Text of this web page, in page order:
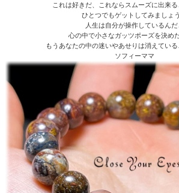
これは好きだ、これならスムーズに出来
ひとつでもゲットしてみましょう
人生は自分が操作しているんだ
心の中で小さなガッツポーズを決め
もうあなたの中の迷いやあせりは消えている
ソフィーママ